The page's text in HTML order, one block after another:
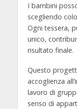
I bambini
scegliendo
Ogni tessera,
unico,
risultato finale.
Questo
accoglienza
lavoro di
senso di